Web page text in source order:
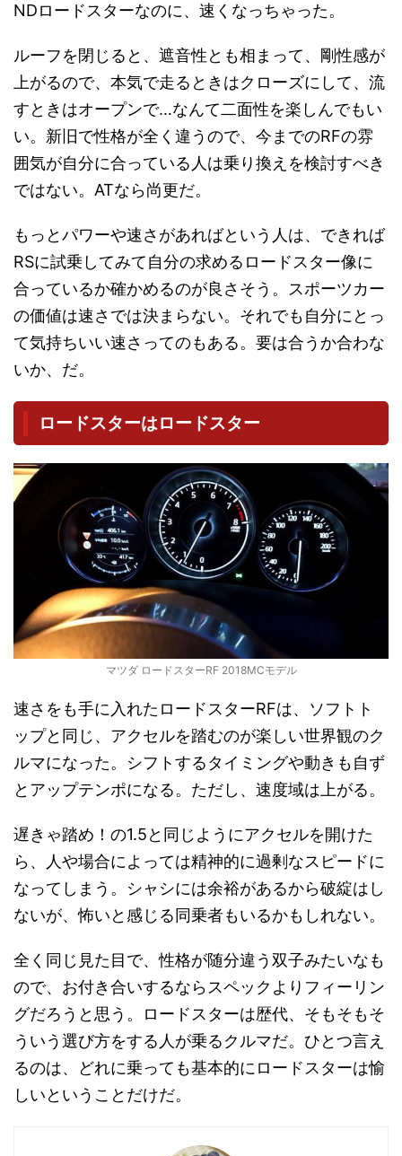
NDロードスターなのに、速くなっちゃった。
ルーフを閉じると、遮音性とも相まって、剛性感が
上がるので、本気で走るときはクローズにして、流
すときはオープンで…なんて二面性を楽しんでもい
い。新旧で性格が全く違うので、今までのRFの雰
囲気が自分に合っている人は乗り換えを検討すべき
ではない。ATなら尚更だ。
もっとパワーや速さがあればという人は、できれば
RSに試乗してみて自分の求めるロードスター像に
合っているか確かめるのが良さそう。スポーツカー
の価値は速さでは決まらない。それでも自分にとっ
て気持ちいい速さってのもある。要は合うか合わな
いか、だ。
ロードスターはロードスター
マツダ ロードスターRF 2018MCモデル
速さをも手に入れたロードスターRFは、ソフトト
ップと同じ、アクセルを踏むのが楽しい世界観のク
ルマになった。シフトするタイミングや動きも自ず
とアップテンポになる。ただし、速度域は上がる。
遅きゃ踏め！の1.5と同じようにアクセルを開けた
ら、人や場合によっては精神的に過剰なスピードに
なってしまう。シャシには余裕があるから破綻はし
ないが、怖いと感じる同乗者もいるかもしれない。
全く同じ見た目で、性格が随分違う双子みたいなも
ので、お付き合いするならスペックよりフィーリン
グだろうと思う。ロードスターは歴代、そもそもそ
ういう選び方をする人が乗るクルマだ。ひとつ言え
るのは、どれに乗っても基本的にロードスターは愉
しいということだけだ。